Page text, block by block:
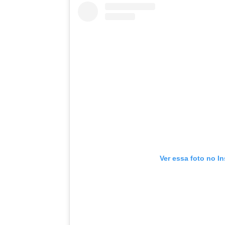
Ver essa foto no